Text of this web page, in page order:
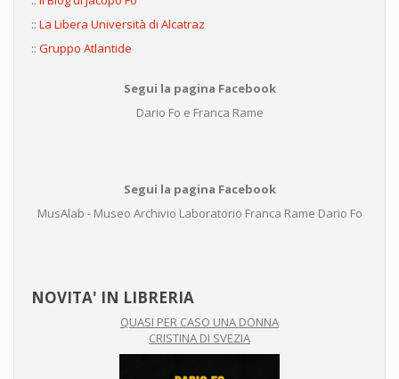
:: La Libera Università di Alcatraz
:: Gruppo Atlantide
Segui la pagina Facebook
Dario Fo e Franca Rame
Segui la pagina Facebook
MusAlab - Museo Archivio Laboratorio Franca Rame Dario Fo
NOVITA' IN LIBRERIA
QUASI PER CASO UNA DONNA
CRISTINA DI SVEZIA